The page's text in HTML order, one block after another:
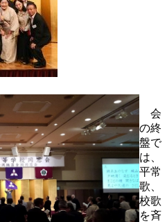
会
の終
盤で
は、
平常
歌、
校歌
を斉